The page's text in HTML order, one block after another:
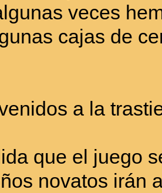
veces
cajas de
a la
que el juego
novatos irán